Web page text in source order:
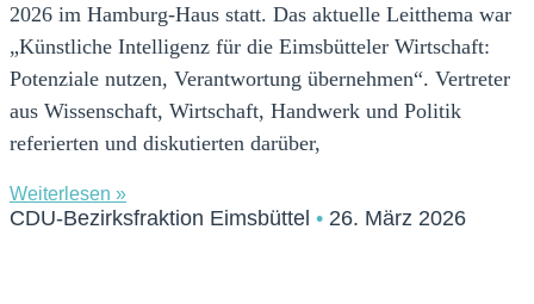
2026 im Hamburg-Haus statt. Das aktuelle Leitthema war
„Künstliche Intelligenz für die Eimsbütteler Wirtschaft:
Potenziale nutzen, Verantwortung übernehmen“. Vertreter
aus Wissenschaft, Wirtschaft, Handwerk und Politik
referierten und diskutierten darüber,
Weiterlesen »
CDU-Bezirksfraktion Eimsbüttel 26. März 2026